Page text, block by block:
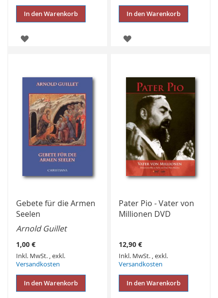
In den Warenkorb
ZUR
In den Warenkorb
ZUR
Gebete für die Armen
Seelen
Arnold Guillet
1,00 €
Inkl. MwSt. ,exkl.
Versandkosten
In den Warenkorb
Pater Pio - Vater von
Millionen DVD
12,90 €
Inkl. MwSt. ,exkl.
Versandkosten
In den Warenkorb